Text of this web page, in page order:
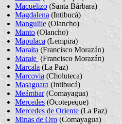
Macuelizo (Santa Bárbara)
Magdalena (Intibucá)
Mangulile (Olancho)
Manto (Olancho)
Mapulaca (Lempira)
Maraita (Francisco Morazán)
Marale (Francisco Morazán)
Marcala (La Paz)
Marcovia (Choluteca)
Masaguara (Intibucá)
Meámbar(Comayagua)
Mercedes (Ocotepeque)
Mercedes de Oriente (La Paz)
Minas de Oro (Comayagua)